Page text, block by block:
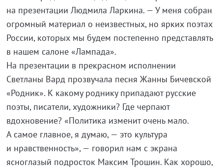
на презентации Людмила Ларкина. — У меня собран
огромный материал о неизвестных, но ярких поэтах
России, которых мы будем постепенно представлять
в нашем салоне «Лампада».
На презентации в прекрасном исполнении
Светланы Вард прозвучала песня Жанны Бичевской
«Родник». К какому роднику припадают русские
поэты, писатели, художники? Где черпают
вдохновение? «Политика изменит очень мало.
А самое главное, я думаю, — это культура
и нравственность», — говорил нам с экрана
ясноглазый подросток Максим Трошин. Как хорошо,